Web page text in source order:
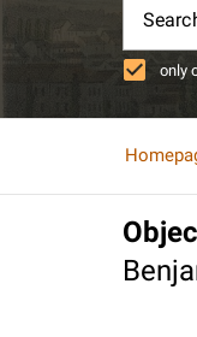
only